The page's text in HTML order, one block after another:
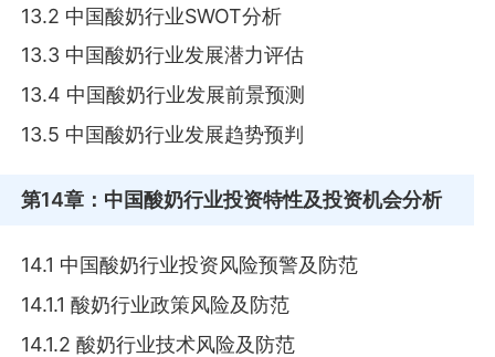
13.2 中国酸奶行业SWOT分析
13.3 中国酸奶行业发展潜力评估
13.4 中国酸奶行业发展前景预测
13.5 中国酸奶行业发展趋势预判
第14章 ：中国酸奶行业投资特性及投资机会分析
14.1 中国酸奶行业投资风险预警及防范
14.1.1 酸奶行业政策风险及防范
14.1.2 酸奶行业技术风险及防范